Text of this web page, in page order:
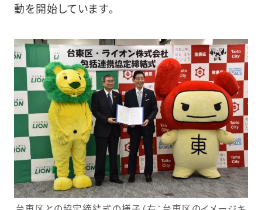
動を開始しています。